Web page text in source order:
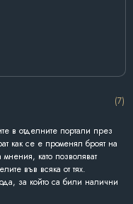
(7)
в отделните портали през
как се е променял броят на
като позволяват
във всяка от тях.
за който са били налични